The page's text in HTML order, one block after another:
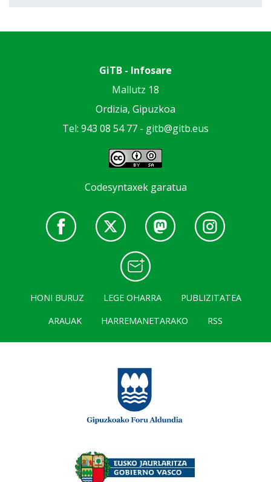
GiTB - Infosare
Mallutz 18
Ordizia, Gipuzkoa
Tel: 943 08 54 77 - gitb@gitb.eus
Codesyntaxek garatua
HONI BURUZ LEGE OHARRA
PUBLIZITATEA
ARAUAK
HARREMANETARAKO RSS